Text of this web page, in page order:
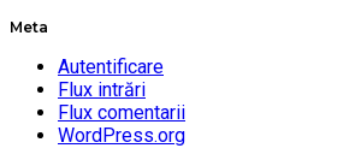
Meta
Autentificare
Flux intrări
Flux comentarii
WordPress.org